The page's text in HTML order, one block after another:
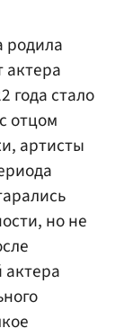
родила
актера
года стало
отцом
артисты
но не
актера